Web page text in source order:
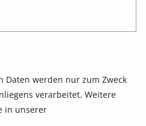
Daten werden nur zum Zweck
verarbeitet. Weitere
in unserer